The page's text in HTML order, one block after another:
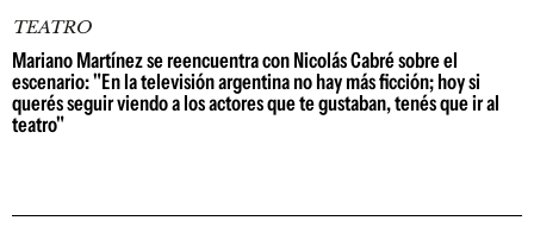
TEATRO
Mariano Martínez se reencuentra con Nicolás Cabré sobre el
escenario: "En la televisión argentina no hay más ficción; hoy si
querés seguir viendo a los actores que te gustaban, tenés que ir al
teatro"